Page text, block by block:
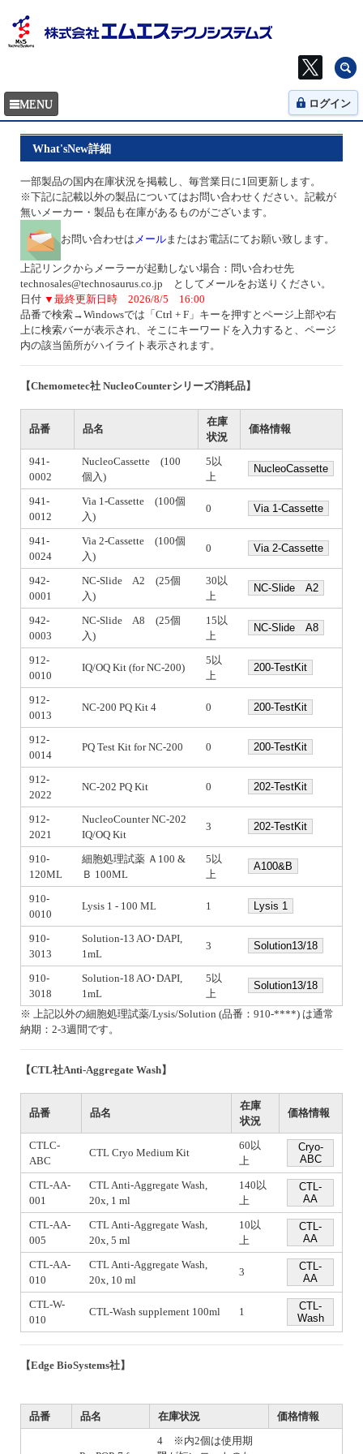
ログイン
What'sNew詳細
一部製品の国内在庫状況を掲載し、毎営業日に1回更新します。
※下記に記載以外の製品についてはお問い合わせください。記載が
無いメーカー・製品も在庫があるものがございます。
お問い合わせは メール またはお電話にてお願い致します。
上記リンクからメーラーが起動しない場合：問い合わせ先
technosales@technosaurus.co.jp としてメールをお送りください。
日付 ▼最終更新日時 2026/8/5 16:00
品番で検索→Windowsでは「Ctrl + F」キーを押すとページ上部や右
上に検索バーが表示され、そこにキーワードを入力すると、ページ
内の該当箇所がハイライト表示されます。
【Chemometec社 NucleoCounterシリーズ消耗品】
品番 品名
在庫
状況
価格情報
941-
0002
NucleoCassette (100
個入)
5以
上
NucleoCassette
941-
0012
Via 1-Cassette (100個
入)
0 Via 1-Cassette
941-
0024
Via 2-Cassette (100個
入)
0 Via 2-Cassette
942-
0001
NC‐Slide A2 (25個
入)
30以
上
NC‐Slide A2
942-
0003
NC‐Slide A8 (25個
入)
15以
上
NC‐Slide A8
912-
0010
IQ/OQ Kit (for NC-200)
5以
上
200-TestKit
912-
0013
NC-200 PQ Kit 4 0 200-TestKit
912-
0014
PQ Test Kit for NC-200 0 200-TestKit
912-
2022
NC-202 PQ Kit 0 202-TestKit
912-
2021
NucleoCounter NC-202
IQ/OQ Kit
3 202-TestKit
910-
120ML
細胞処理試薬 Ａ100 &
Ｂ 100ML
5以
上
A100&B
910-
0010
Lysis 1 - 100 ML 1 Lysis 1
910-
3013
Solution-13 AO･DAPI,
1mL
3 Solution13/18
910-
3018
Solution-18 AO･DAPI,
1mL
5以
上
Solution13/18
※ 上記以外の細胞処理試薬/Lysis/Solution (品番：910-****) は通常
納期：2-3週間です。
【CTL社Anti-Aggregate Wash】
品番 品名
在庫
状況
価格情報
CTLC-
ABC
CTL Cryo Medium Kit
60以
上
Cryo-
ABC
CTL-AA-
001
CTL Anti-Aggregate Wash,
20x, 1 ml
140以
上
CTL-
AA
CTL-AA-
005
CTL Anti-Aggregate Wash,
20x, 5 ml
10以
上
CTL-
AA
CTL-AA-
010
CTL Anti-Aggregate Wash,
20x, 10 ml
3
CTL-
AA
CTL-W-
010
CTL-Wash supplement 100ml 1
CTL-
Wash
【Edge BioSystems社】
品番 品名 在庫状況 価格情報
4 ※内2個は使用期